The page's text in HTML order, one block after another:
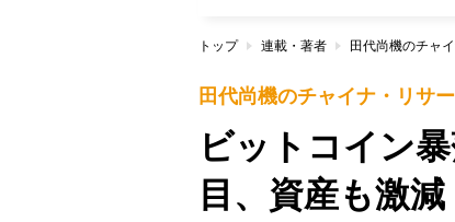
トップ 連載・著者 田代尚機のチャ
田代尚機のチャイナ・リサ
ビットコイン
目、資産も激減